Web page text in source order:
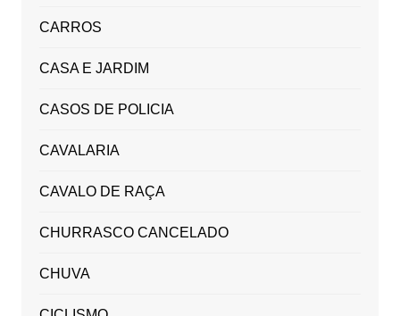
CARROS
CASA E JARDIM
CASOS DE POLICIA
CAVALARIA
CAVALO DE RAÇA
CHURRASCO CANCELADO
CHUVA